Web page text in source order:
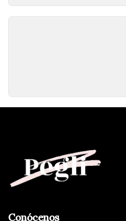
Conócenos